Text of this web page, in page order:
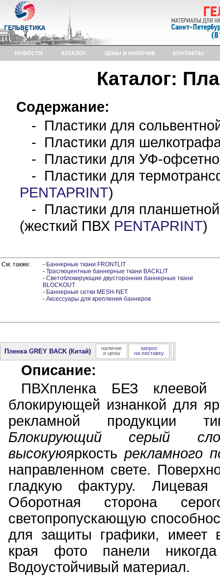
НОВОСТИ КАТАЛОГ ЦЕНЫ И НАЛИЧИЕ КОНТАКТЫ
Каталог:
Содержание:
- Пластики для
- Пластики для
- Пластики для УФ-
- Пластики для
PENTAPRINT)
- Пластики для
(жесткий ПВХ PENTAPRINT)
См. также: - Баннерные ткани FRONTLIT
- Траслюцентные баннерные ткани BACKLIT
- Светоблокирующие двусторонние баннерные ткани
BLOCKOUT
- Баннерные сетки MESH-NET
- Аксессуары для крепления баннеров
Пленка GREY BACK (Китай)
наличие
и цены
запрос
на поставку
Описание:
ПВХпленка БЕЗ
блокирующей изнанкой для
рекламной продукции
Блокирующий серый
высокуюяркость рекламного
направленном свете.
гладкую фактуру.
Оборотная сторона
светопропускающую
для защиты графики, имеет
края фото панели
Водоустойчивый материал.